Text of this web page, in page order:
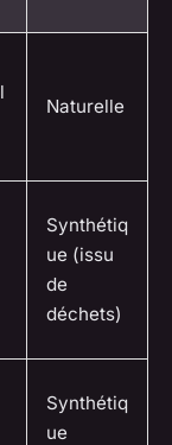
Naturelle
Synthétiq
ue (issu
de
déchets)
Synthétiq
ue